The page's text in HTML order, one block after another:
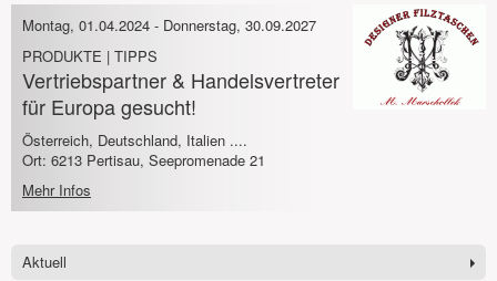
Montag, 01.04.2024 - Donnerstag, 30.09.2027
PRODUKTE | TIPPS
Vertriebspartner & Handelsvertreter
für Europa gesucht!
Österreich, Deutschland, Italien ....
Ort: 6213 Pertisau, Seepromenade 21
Mehr Infos
Aktuell